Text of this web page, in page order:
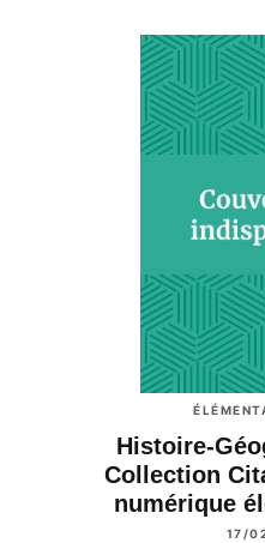
Histoire-
Collection
numérique
17/